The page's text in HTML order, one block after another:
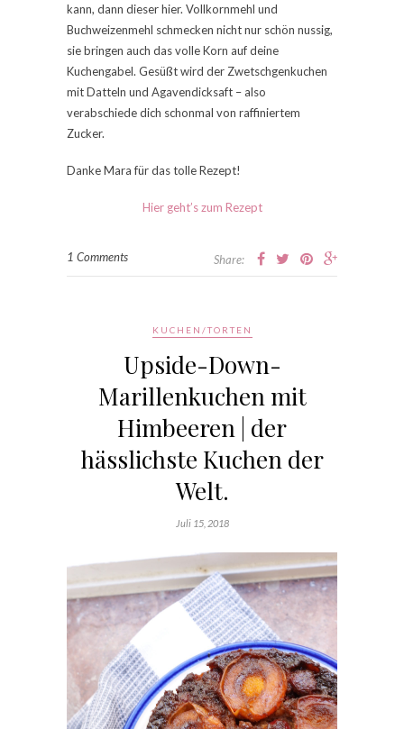
kann, dann dieser hier. Vollkornmehl und
Buchweizenmehl schmecken nicht nur schön nussig,
sie bringen auch das volle Korn auf deine
Kuchengabel. Gesüßt wird der Zwetschgenkuchen
mit Datteln und Agavendicksaft – also
verabschiede dich schonmal von raffiniertem
Zucker.
Danke Mara für das tolle Rezept!
Hier geht’s zum Rezept
1 Comments Share:
KUCHEN/TORTEN
Upside-Down-
Marillenkuchen mit
Himbeeren | der
hässlichste Kuchen der
Welt.
Juli 15, 2018